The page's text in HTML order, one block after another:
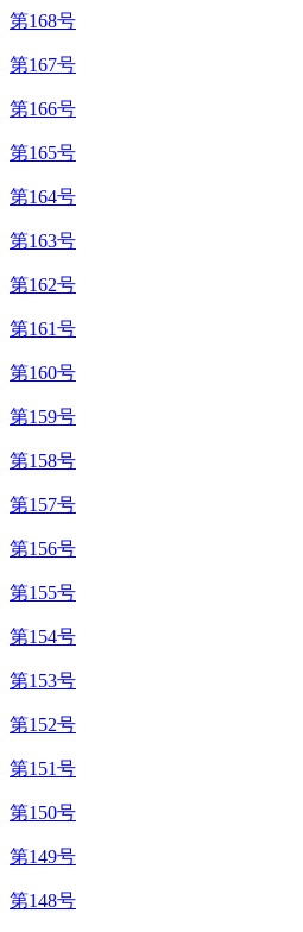
第168号
第167号
第166号
第165号
第164号
第163号
第162号
第161号
第160号
第159号
第158号
第157号
第156号
第155号
第154号
第153号
第152号
第151号
第150号
第149号
第148号